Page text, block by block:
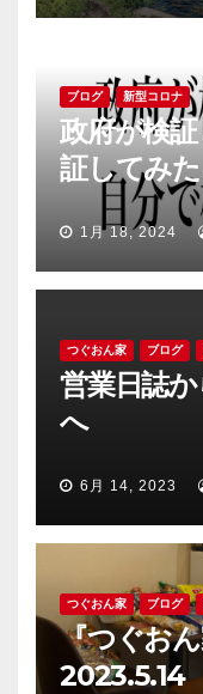
ブログ 新型コロナ
政府が検
証してみ
1月 18, 2024
つぐおん家 ブログ
営業日誌
へ
6月 14, 2023
つぐおん家 ブログ
『つぐお
2023.5.14